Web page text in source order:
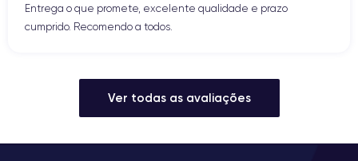
Entrega o que promete, excelente qualidade e prazo
cumprido. Recomendo a todos.
Ver todas as avaliações